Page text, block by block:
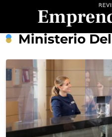
Ministerio